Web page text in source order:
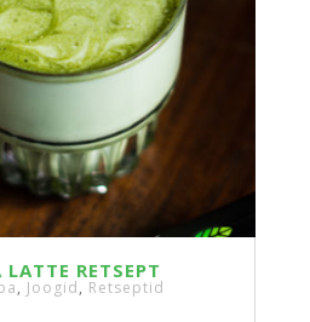
RETSEPT
, Joogid, Retseptid